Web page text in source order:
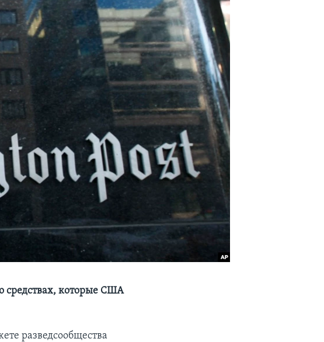
средствах, которые США
разведсообщества